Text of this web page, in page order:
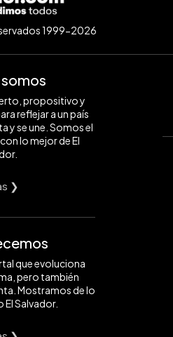
1999-2026
propositivo y
reflejar a un país
y se une. Somos el
lo mejor de El
❯
que evoluciona
pero también
Mostramos de lo
El Salvador.